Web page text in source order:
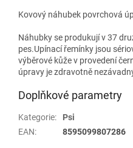
Kovový náhubek povrchová
Náhubky se produkují v 37
pes.Upínací řemínky jsou
výběrové kůže v provedení
úpravy je zdravotně
Doplňkové parametry
Kategorie:
Psi
EAN: 8595099807286